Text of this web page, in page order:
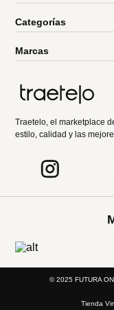
Categorías
Marcas
Traetelo, el marketplace
estilo, calidad y las
© 2025 FUTURA
Tienda